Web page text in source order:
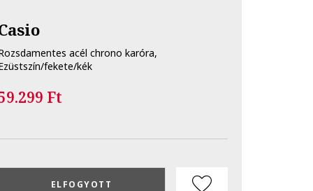
acél chrono karóra,
fekete/kék
Ft
ELFOGYOTT